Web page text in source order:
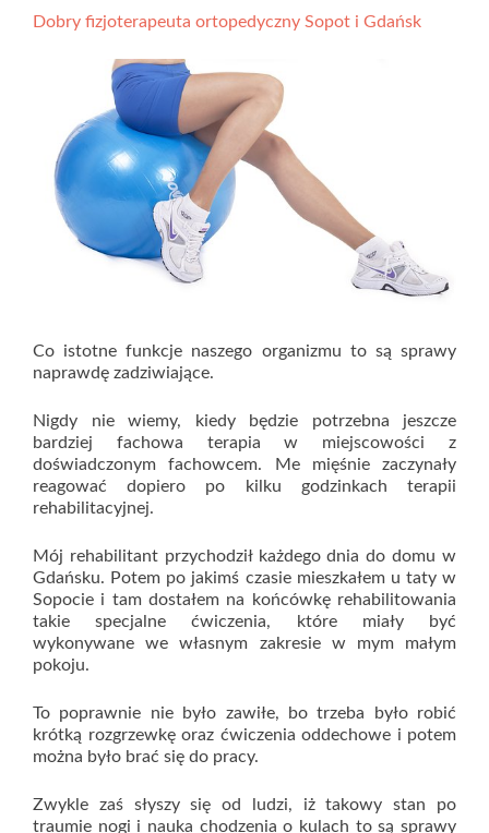
Dobry fizjoterapeuta ortopedyczny Sopot i Gdańsk
Co istotne funkcje naszego organizmu to są sprawy
naprawdę zadziwiające.
Nigdy nie wiemy, kiedy będzie potrzebna jeszcze
bardziej fachowa terapia w miejscowości z
doświadczonym fachowcem. Me mięśnie zaczynały
reagować dopiero po kilku godzinkach terapii
rehabilitacyjnej.
Mój rehabilitant przychodził każdego dnia do domu w
Gdańsku. Potem po jakimś czasie mieszkałem u taty w
Sopocie i tam dostałem na końcówkę rehabilitowania
takie specjalne ćwiczenia, które miały być
wykonywane we własnym zakresie w mym małym
pokoju.
To poprawnie nie było zawiłe, bo trzeba było robić
krótką rozgrzewkę oraz ćwiczenia oddechowe i potem
można było brać się do pracy.
Zwykle zaś słyszy się od ludzi, iż takowy stan po
traumie nogi i nauka chodzenia o kulach to są sprawy